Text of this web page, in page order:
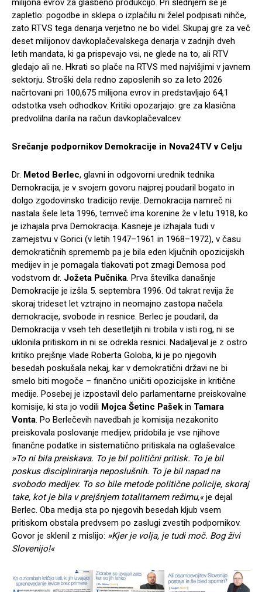
milijona evrov za glasbeno produkcijo. Pri slednjem se je
zapletlo: pogodbe in sklepa o izplačilu ni želel podpisati nihče,
zato RTVS tega denarja verjetno ne bo videl. Skupaj gre za več
deset milijonov davkoplačevalskega denarja v zadnjih dveh
letih mandata, ki ga prispevajo vsi, ne glede na to, ali RTV
gledajo ali ne. Hkrati so plače na RTVS med najvišjimi v javnem
sektorju. Stroški dela redno zaposlenih so za leto 2026
načrtovani pri 100,675 milijona evrov in predstavljajo 64,1
odstotka vseh odhodkov. Kritiki opozarjajo: gre za klasična
predvolilna darila na račun davkoplačevalcev.
Srečanje podpornikov Demokracije in Nova24TV v Celju
Dr. Metod Berlec, glavni in odgovorni urednik tednika
Demokracija, je v svojem govoru najprej poudaril bogato in
dolgo zgodovinsko tradicijo revije. Demokracija namreč ni
nastala šele leta 1996, temveč ima korenine že v letu 1918, ko
je izhajala prva Demokracija. Kasneje je izhajala tudi v
zamejstvu v Gorici (v letih 1947–1961 in 1968–1972), v času
demokratičnih sprememb pa je bila eden ključnih opozicijskih
medijev in je pomagala tlakovati pot zmagi Demosa pod
vodstvom dr. Jožeta Pučnika. Prva številka današnje
Demokracije je izšla 5. septembra 1996. Od takrat revija že
skoraj trideset let vztrajno in neomajno zastopa načela
demokracije, svobode in resnice. Berlec je poudaril, da
Demokracija v vseh teh desetletjih ni trobila v isti rog, ni se
uklonila pritiskom in ni se odrekla resnici. Nadaljeval je z ostro
kritiko prejšnje vlade Roberta Goloba, ki je po njegovih
besedah poskušala nekaj, kar v demokratični državi ne bi
smelo biti mogoče – finančno uničiti opozicijske in kritične
medije. Posebej je izpostavil delo parlamentarne preiskovalne
komisije, ki sta jo vodili Mojca Šetinc Pašek in Tamara
Vonta. Po Berlečevih navedbah je komisija nezakonito
preiskovala poslovanje medijev, pridobila je vse njihove
finančne podatke in sistematično pritiskala na oglaševalce.
»To ni bila preiskava. To je bil politični pritisk. To je bil
poskus discipliniranja neposlušnih. To je bil napad na
svobodo medijev. To so bile metode politične policije, skoraj
take, kot je bila v prejšnjem totalitarnem režimu,«je dejal
Berlec. Oba medija sta po njegovih besedah kljub vsem
pritiskom obstala predvsem po zaslugi zvestih podpornikov.
Govor je sklenil z mislijo: »Kjer je volja, je tudi moč. Bog živi
Slovenijo!«